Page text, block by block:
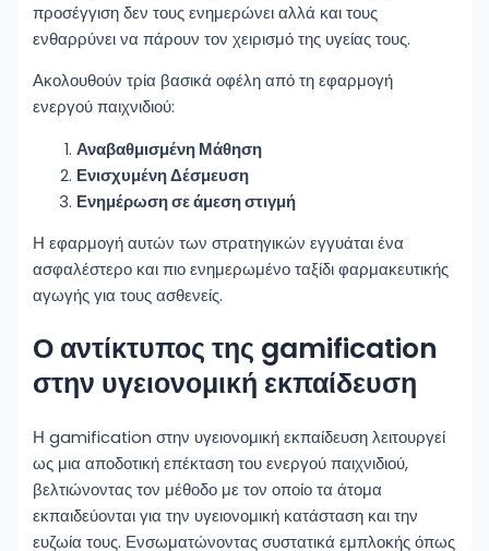
προσέγγιση δεν τους ενημερώνει αλλά και τους
ενθαρρύνει να πάρουν τον χειρισμό της υγείας τους.
Ακολουθούν τρία βασικά οφέλη από τη εφαρμογή
ενεργού παιχνιδιού:
Αναβαθμισμένη Μάθηση
Ενισχυμένη Δέσμευση
Ενημέρωση σε άμεση στιγμή
Η εφαρμογή αυτών των στρατηγικών εγγυάται ένα
ασφαλέστερο και πιο ενημερωμένο ταξίδι φαρμακευτικής
αγωγής για τους ασθενείς.
Ο αντίκτυπος της gamification
στην υγειονομική εκπαίδευση
Η gamification στην υγειονομική εκπαίδευση λειτουργεί
ως μια αποδοτική επέκταση του ενεργού παιχνιδιού,
βελτιώνοντας τον μέθοδο με τον οποίο τα άτομα
εκπαιδεύονται για την υγειονομική κατάσταση και την
ευζωία τους. Ενσωματώνοντας συστατικά εμπλοκής όπως